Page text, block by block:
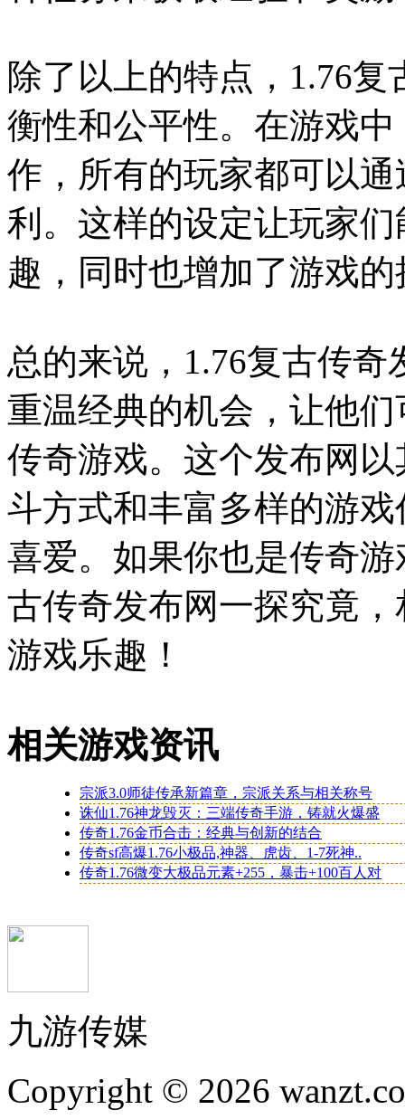
除了以上的特点，1.76
衡性和公平性。在游戏
作，所有的玩家都可以
利。这样的设定让玩家
趣，同时也增加了游戏
总的来说，1.76复古传
重温经典的机会，让他
传奇游戏。这个发布网
斗方式和丰富多样的游
喜爱。如果你也是传奇
古传奇发布网一探究竟
游戏乐趣！
相关游戏资讯
宗派3.0师徒传承新篇章，宗派关系与相关称号
诛仙1.76神龙毁灭：三端传奇手游，铸就火爆盛
传奇1.76金币合击：经典与创新的结合
传奇sf高爆1.76小极品,神器、虎齿、1-7死神..
传奇1.76微变大极品元素+255，暴击+100百人对
九游传媒
Copyright © 2026